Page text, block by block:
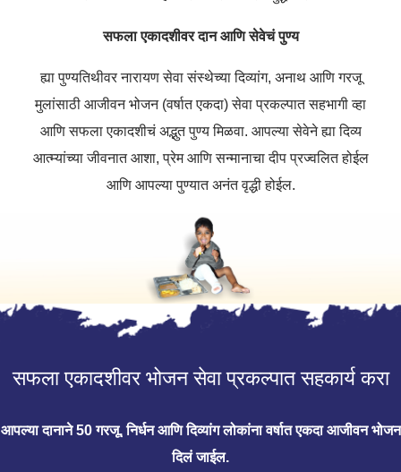
सफला एकादशीवर दान आणि सेवेचं पुण्य
ह्या पुण्यतिथीवर नारायण सेवा संस्थेच्या दिव्यांग, अनाथ आणि गरजू
मुलांसाठी आजीवन भोजन(वर्षात एकदा)सेवा प्रकल्पात सहभागी व्हा
आणि सफला एकादशीचं अद्भुत पुण्य मिळवा. आपल्या सेवेने ह्या दिव्य
आत्म्यांच्या जीवनात आशा,प्रेम आणि सन्मानाचा दीप प्रज्वलित होईल
आणि आपल्या पुण्यात अनंत वृद्धी होईल.
सफला एकादशीवर भोजन सेवा प्रकल्पात सहकार्य करा
आपल्या दानाने 50 गरजू, निर्धन आणि दिव्यांग लोकांना वर्षात एकदा आजीवन भोजन
दिलं जाईल.